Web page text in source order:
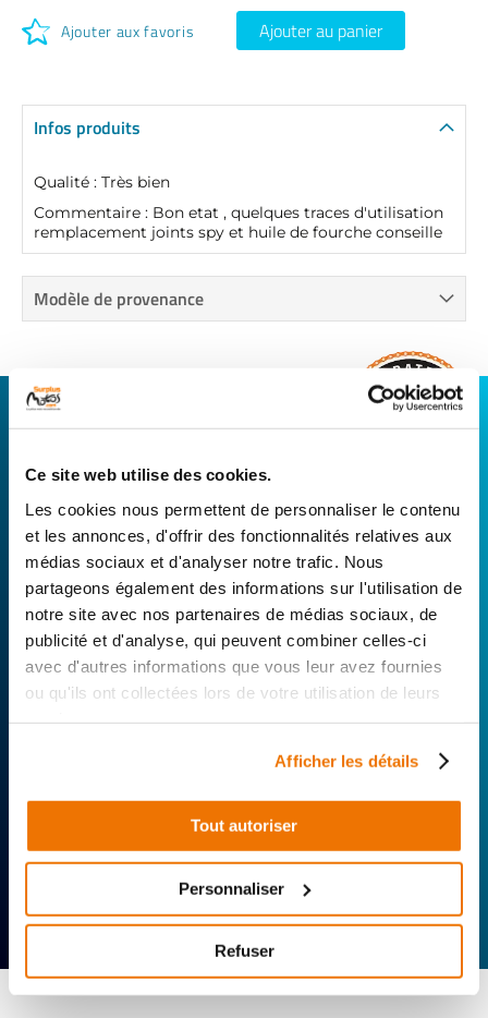
Ce site web utilise des cookies.
Les cookies nous permettent de personnaliser le contenu
et les annonces, d'offrir des fonctionnalités relatives aux
médias sociaux et d'analyser notre trafic. Nous
partageons également des informations sur l'utilisation de
notre site avec nos partenaires de médias sociaux, de
publicité et d'analyse, qui peuvent combiner celles-ci
avec d'autres informations que vous leur avez fournies
ou qu'ils ont collectées lors de votre utilisation de leurs
Afficher les détails
Tout autoriser
Personnaliser
Refuser
Ajouter aux favoris Ajouter au panier
Infos produits
Qualité : Très bien
Commentaire : Bon etat , quelques traces d'utilisation
remplacement joints spy et huile de fourche conseille
Modèle de provenance
CONNECTEZ-VOUS AVEC VOTRE
Avec Surplus Motos, bénéficiez de l’expertise
technique de notre réseau de Réparateurs-
Distributeurs. De l’achat depièces scooters
d’occasion garanties à la révision complète de
votre 2 roues, trouvez le garage le plus proche de
chez vous.
Rechercher par...
technique
Offerte